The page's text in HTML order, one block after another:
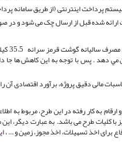
پرداخت اینترنتی (از طریق سامانه
شده قبل از ارسال چک می شود و در
مي دهد . پس با توجه به اين كاهش ها جا
مالی دقیق پروژه، برآورد اقتصادی آن
ارقام به کار رفته در این طرح، مربوط
با کلیات طرح می باشد. به عبارت
برای اخذ تسهیلات، اخذ مجوز، زمین و ... ،